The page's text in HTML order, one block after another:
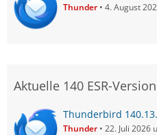
Thunder 4. August
Aktuelle 140 ESR-Version
Thunderbird
Thunder 22. Juli 2026